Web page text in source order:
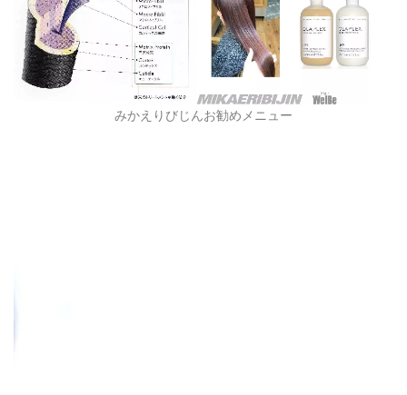
みかえりびじんお勧めメニュー